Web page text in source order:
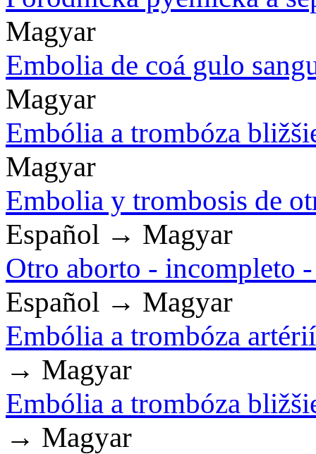
Magyar
Embolia de coá gulo
Magyar
Embólia a trombóza
Magyar
Embolia y trombosis de
Español → Magyar
Otro aborto - incompleto
Español → Magyar
Embólia a trombóza
→ Magyar
Embólia a trombóza
→ Magyar